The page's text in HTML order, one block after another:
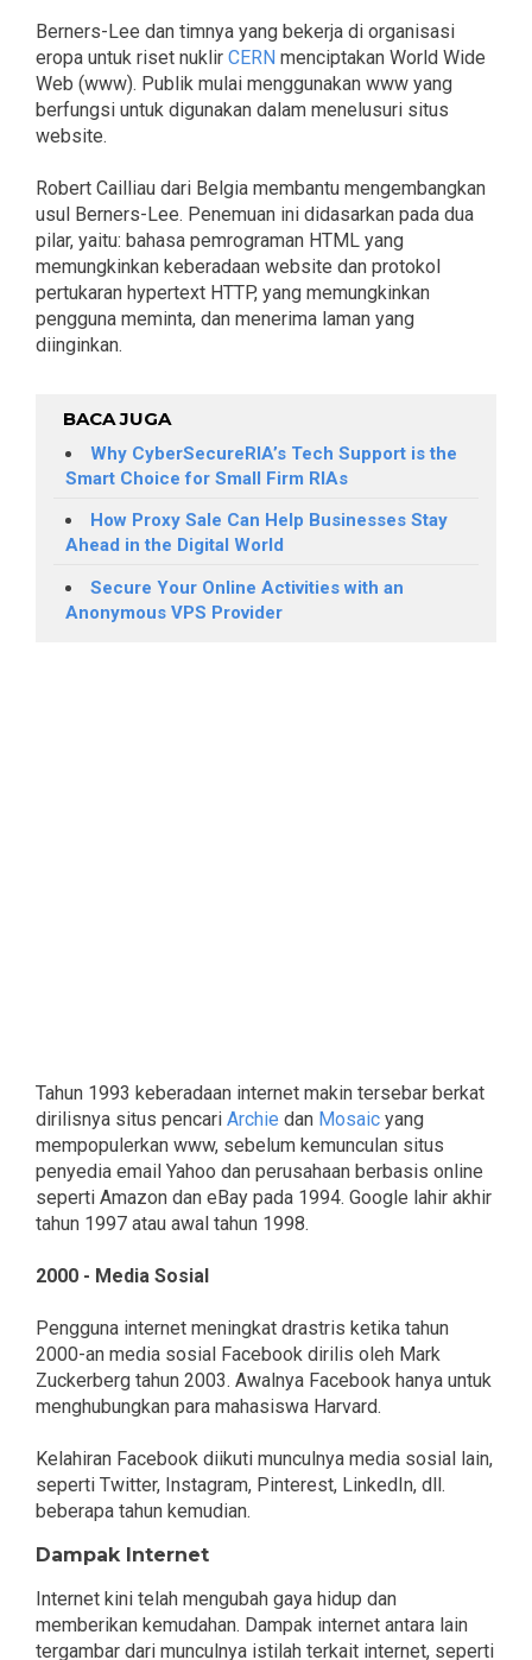
Berners-Lee dan timnya yang bekerja di organisasi
eropa untuk riset nuklir CERN menciptakan World Wide
Web (www). Publik mulai menggunakan www yang
berfungsi untuk digunakan dalam menelusuri situs
website.
Robert Cailliau dari Belgia membantu mengembangkan
usul Berners-Lee. Penemuan ini didasarkan pada dua
pilar, yaitu: bahasa pemrograman HTML yang
memungkinkan keberadaan website dan protokol
pertukaran hypertext HTTP, yang memungkinkan
pengguna meminta, dan menerima laman yang
diinginkan.
BACA JUGA
Why CyberSecureRIA’s Tech Support is the
Smart Choice for Small Firm RIAs
How Proxy Sale Can Help Businesses Stay
Ahead in the Digital World
Secure Your Online Activities with an
Anonymous VPS Provider
Tahun 1993 keberadaan internet makin tersebar berkat
dirilisnya situs pencari Archie dan Mosaic yang
mempopulerkan www, sebelum kemunculan situs
penyedia email Yahoo dan perusahaan berbasis online
seperti Amazon dan eBay pada 1994. Google lahir akhir
tahun 1997 atau awal tahun 1998.
2000 - Media Sosial
Pengguna internet meningkat drastris ketika tahun
2000-an media sosial Facebook dirilis oleh Mark
Zuckerberg tahun 2003. Awalnya Facebook hanya untuk
menghubungkan para mahasiswa Harvard.
Kelahiran Facebook diikuti munculnya media sosial lain,
seperti Twitter, Instagram, Pinterest, LinkedIn, dll.
beberapa tahun kemudian.
Dampak Internet
Internet kini telah mengubah gaya hidup dan
memberikan kemudahan. Dampak internet antara lain
tergambar dari munculnya istilah terkait internet, seperti